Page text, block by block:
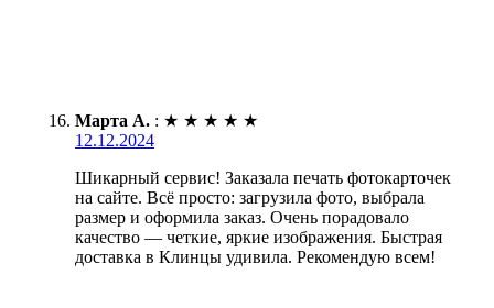
Марта А. : ★ ★ ★ ★ ★
12.12.2024
Шикарный сервис! Заказала печать фотокарточек
на сайте. Всё просто: загрузила фото, выбрала
размер и оформила заказ. Очень порадовало
качество — четкие, яркие изображения. Быстрая
доставка в Клинцы удивила. Рекомендую всем!